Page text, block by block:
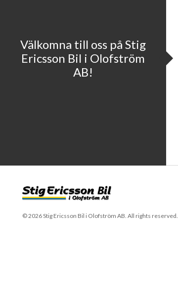
Välkomna till oss på Stig
Ericsson Bil i Olofström
AB!
© 2026 Stig Ericsson Bil i Olofström AB. All rights reserved.